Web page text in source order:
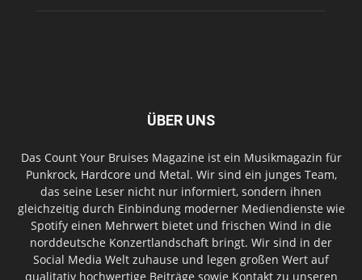
ÜBER UNS
Das Count Your Bruises Magazine ist ein Musikmagazin für
Punkrock, Hardcore und Metal. Wir sind ein junges Team,
das seine Leser nicht nur informiert, sondern ihnen
gleichzeitig durch Einbindung moderner Mediendienste wie
Spotify einen Mehrwert bietet und frischen Wind in die
norddeutsche Konzertlandschaft bringt. Wir sind in der
Social Media Welt zuhause und legen großen Wert auf
qualitativ hochwertige Beiträge sowie Kontakt zu unseren